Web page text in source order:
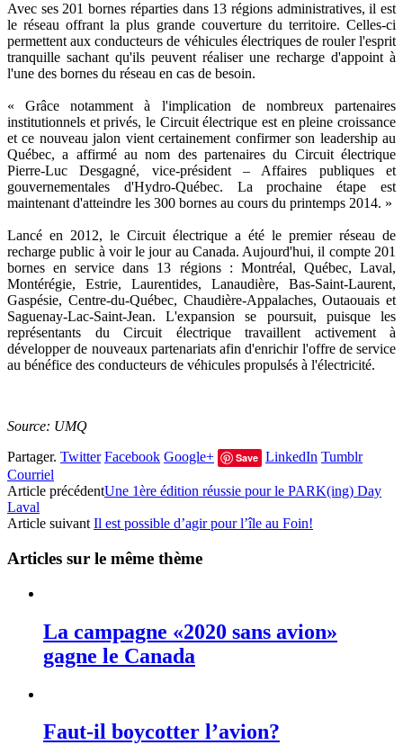
Avec ses 201 bornes réparties dans 13 régions administratives, il est
le réseau offrant la plus grande couverture du territoire. Celles-ci
permettent aux conducteurs de véhicules électriques de rouler l'esprit
tranquille sachant qu'ils peuvent réaliser une recharge d'appoint à
l'une des bornes du réseau en cas de besoin.
« Grâce notamment à l'implication de nombreux partenaires
institutionnels et privés, le Circuit électrique est en pleine croissance
et ce nouveau jalon vient certainement confirmer son leadership au
Québec, a affirmé au nom des partenaires du Circuit électrique
Pierre-Luc Desgagné, vice-président – Affaires publiques et
gouvernementales d'Hydro-Québec. La prochaine étape est
maintenant d'atteindre les 300 bornes au cours du printemps 2014. »
Lancé en 2012, le Circuit électrique a été le premier réseau de
recharge public à voir le jour au Canada. Aujourd'hui, il compte 201
bornes en service dans 13 régions : Montréal, Québec, Laval,
Montérégie, Estrie, Laurentides, Lanaudière, Bas-Saint-Laurent,
Gaspésie, Centre-du-Québec, Chaudière-Appalaches, Outaouais et
Saguenay-Lac-Saint-Jean. L'expansion se poursuit, puisque les
représentants du Circuit électrique travaillent activement à
développer de nouveaux partenariats afin d'enrichir l'offre de service
au bénéfice des conducteurs de véhicules propulsés à l'électricité.
Source: UMQ
Partager. Twitter Facebook Google+ Save LinkedIn Tumblr
Courriel
Article précédentUne 1ère édition réussie pour le PARK(ing) Day
Laval
Article suivant Il est possible d’agir pour l’île au Foin!
Articles sur le même thème
La campagne «2020 sans avion»
gagne le Canada
Faut-il boycotter l’avion?